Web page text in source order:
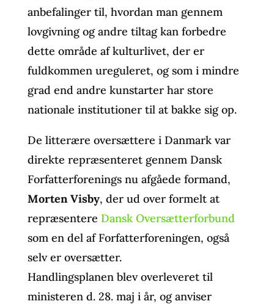
anbefalinger til, hvordan man gennem
lovgivning og andre tiltag kan forbedre
dette område af kulturlivet, der er
fuldkommen ureguleret, og som i mindre
grad end andre kunstarter har store
nationale institutioner til at bakke sig op.
De litterære oversættere i Danmark var
direkte repræsenteret gennem Dansk
Forfatterforenings nu afgåede formand,
Morten Visby, der ud over formelt at
repræsentere Dansk Oversætterforbund
som en del af Forfatterforeningen, også
selv er oversætter.
Handlingsplanen blev overleveret til
ministeren d. 28. maj i år, og anviser